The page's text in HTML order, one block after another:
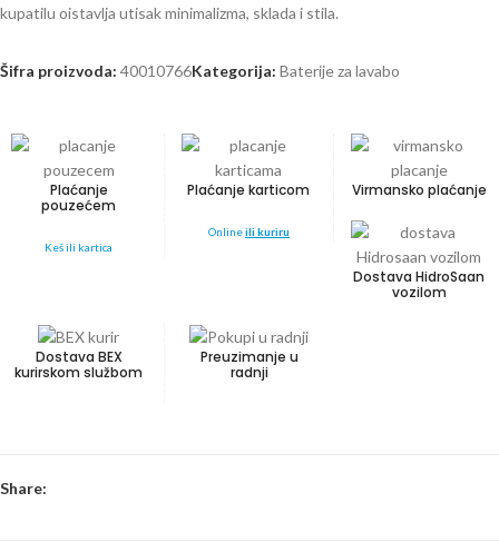
kupatilu oistavlja utisak minimalizma, sklada i stila.
Šifra proizvoda: 40010766Kategorija: Baterije za lavabo
Plaćanje
pouzećem
Keš ili kartica
Plaćanje karticom
Onlineili kuriru
Virmansko plaćanje
Dostava HidroSaan
vozilom
Dostava BEX
kurirskom službom
Preuzimanje u
radnji
Share: